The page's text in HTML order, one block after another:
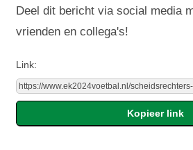
Deel dit bericht via social media
vrienden en collega's!
Link: